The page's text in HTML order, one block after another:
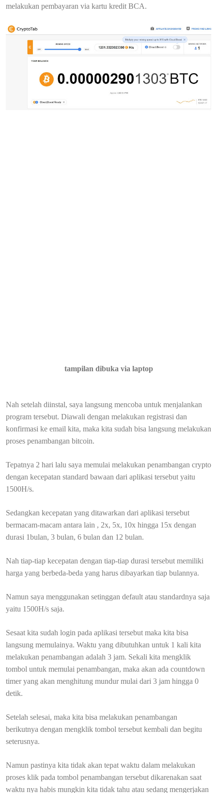
melakukan pembayaran via kartu kredit BCA.
tampilan dibuka via laptop
Nah setelah diinstal, saya langsung mencoba untuk menjalankan
program tersebut. Diawali dengan melakukan registrasi dan
konfirmasi ke email kita, maka kita sudah bisa langsung melakukan
proses penambangan bitcoin.
Tepatnya 2 hari lalu saya memulai melakukan penambangan crypto
dengan kecepatan standard bawaan dari aplikasi tersebut yaitu
1500H/s.
Sedangkan kecepatan yang ditawarkan dari aplikasi tersebut
bermacam-macam antara lain , 2x, 5x, 10x hingga 15x dengan
durasi 1bulan, 3 bulan, 6 bulan dan 12 bulan.
Nah tiap-tiap kecepatan dengan tiap-tiap durasi tersebut memiliki
harga yang berbeda-beda yang harus dibayarkan tiap bulannya.
Namun saya menggunakan setinggan default atau standardnya saja
yaitu 1500H/s saja.
Sesaat kita sudah login pada aplikasi tersebut maka kita bisa
langsung memulainya. Waktu yang dibutuhkan untuk 1 kali kita
melakukan penambangan adalah 3 jam. Sekali kita mengklik
tombol untuk memulai penambangan, maka akan ada countdown
timer yang akan menghitung mundur mulai dari 3 jam hingga 0
detik.
Setelah selesai, maka kita bisa melakukan penambangan
berikutnya dengan mengklik tombol tersebut kembali dan begitu
seterusnya.
Namun pastinya kita tidak akan tepat waktu dalam melakukan
proses klik pada tombol penambangan tersebut dikarenakan saat
waktu nya habis mungkin kita tidak tahu atau sedang mengerjakan